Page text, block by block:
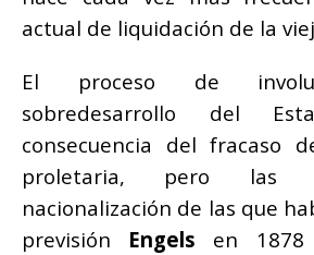
actual de liquidación de la
El proceso de
sobredesarrollo del
consecuencia del fracaso
proletaria, pero las
nacionalización de las que
previsión Engels en 1878